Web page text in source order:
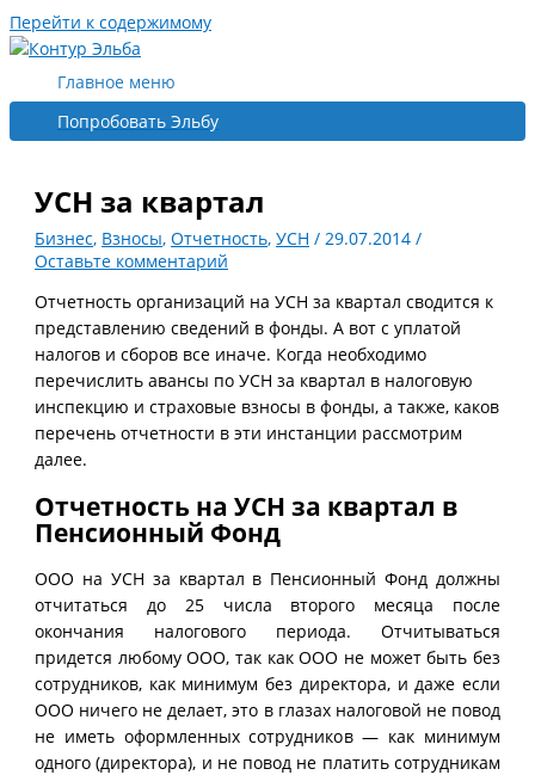
Перейти к содержимому
Главное меню
Попробовать Эльбу
УСН за квартал
Бизнес, Взносы,Отчетность,УСН /29.07.2014/
Оставьте комментарий
Отчетность организаций на УСН за квартал сводится к
представлению сведений в фонды. А вот с уплатой
налогов и сборов все иначе. Когда необходимо
перечислить авансы по УСН за квартал в налоговую
инспекцию и страховые взносы в фонды, а также, каков
перечень отчетности в эти инстанции рассмотрим
далее.
Отчетность на УСН за квартал в
Пенсионный Фонд
ООО на УСН за квартал в Пенсионный Фонд должны
отчитаться до 25 числа второго месяца после
окончания налогового периода. Отчитываться
придется любому ООО, так как ООО не может быть без
сотрудников, как минимум без директора, и даже если
ООО ничего не делает, это в глазах налоговой не повод
не иметь оформленных сотрудников — как минимум
одного (директора), и не повод не платить сотрудникам